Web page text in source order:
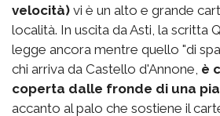
velocità) vi è un alto e grande
località. In uscita da Asti, la scritta
legge ancora mentre quello "di
chi arriva da Castello d'Annone, è
coperta dalle fronde di una
accanto al palo che sostiene il